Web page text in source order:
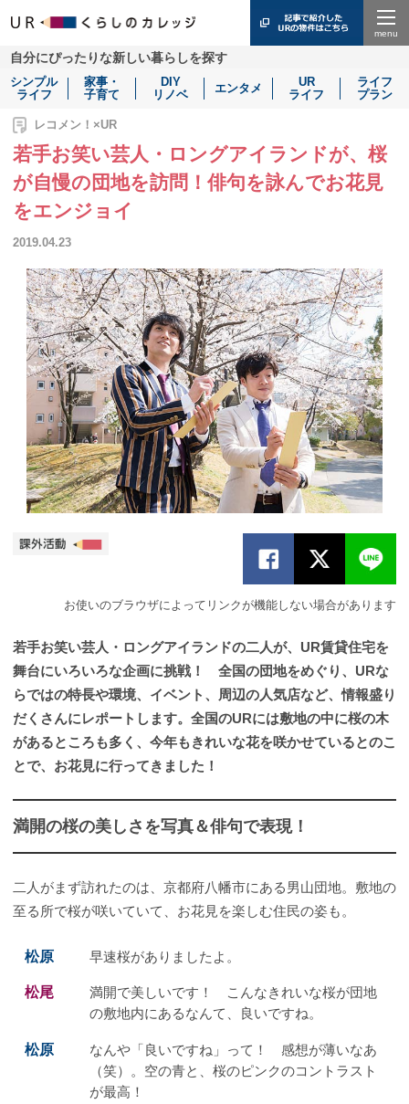
自分にぴったりな新しい暮らしを探す
シンプル
ライフ
家事・
子育て
DIY
リノベ
エンタメ
UR
ライフ
ライフ
プラン
レコメン！×UR
若手お笑い芸人・ロングアイランドが、桜
が自慢の団地を訪問！俳句を詠んでお花見
をエンジョイ
2019.04.23
お使いのブラウザによってリンクが機能しない場合があります
若手お笑い芸人・ロングアイランドの二人が、UR賃貸住宅を
舞台にいろいろな企画に挑戦！ 全国の団地をめぐり、URな
らではの特長や環境、イベント、周辺の人気店など、情報盛り
だくさんにレポートします。全国のURには敷地の中に桜の木
があるところも多く、今年もきれいな花を咲かせているとのこ
とで、お花見に行ってきました！
満開の桜の美しさを写真＆俳句で表現！
二人がまず訪れたのは、京都府八幡市にある男山団地。敷地の
至る所で桜が咲いていて、お花見を楽しむ住民の姿も。
松原 早速桜がありましたよ。
松尾
満開で美しいです！ こんなきれいな桜が団地
の敷地内にあるなんて、良いですね。
松原
なんや「良いですね」って！ 感想が薄いなあ
（笑）。空の青と、桜のピンクのコントラスト
が最高！